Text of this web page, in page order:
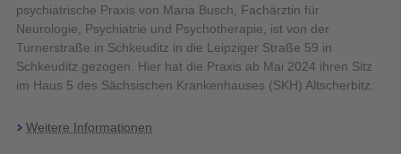
psychiatrische Praxis von Maria Busch, Fachärztin für
Neurologie, Psychiatrie und Psychotherapie, ist von der
Turnerstraße in Schkeuditz in die Leipziger Straße 59 in
Schkeuditz gezogen. Hier hat die Praxis ab Mai 2024 ihren Sitz
im Haus 5 des Sächsischen Krankenhauses (SKH) Altscherbitz.
Weitere Informationen